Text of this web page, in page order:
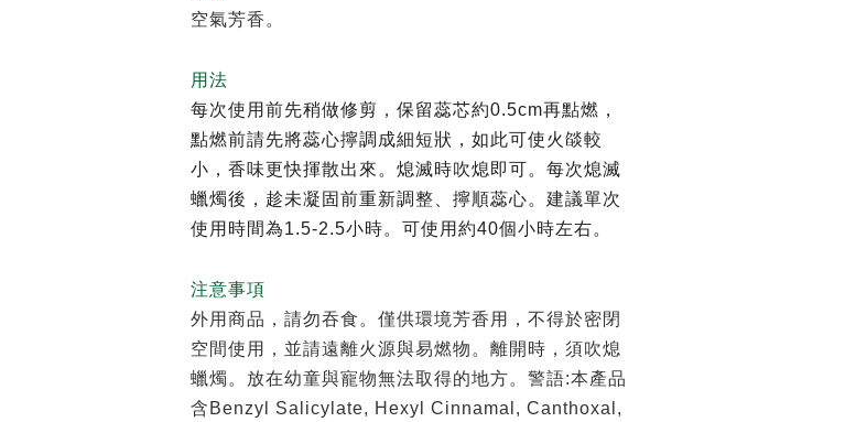
空氣芳香。
用法
每次使用前先稍做修剪，保留蕊芯約0.5cm再點燃，
點燃前請先將蕊心擰調成細短狀，如此可使火燄較
小，香味更快揮散出來。熄滅時吹熄即可。每次熄滅
蠟燭後，趁未凝固前重新調整、擰順蕊心。建議單次
使用時間為1.5-2.5小時。可使用約40個小時左右。
注意事項
外用商品，請勿吞食。僅供環境芳香用，不得於密閉
空間使用，並請遠離火源與易燃物。離開時，須吹熄
蠟燭。放在幼童與寵物無法取得的地方。警語:本產品
含Benzyl Salicylate, Hexyl Cinnamal, Canthoxal,